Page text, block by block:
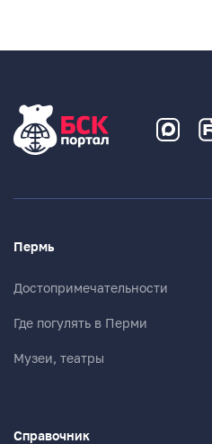
Пермь
Достопримечательности
Где погулять в Перми
Музеи, театры
Справочник